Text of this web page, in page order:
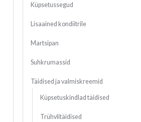
Küpsetussegud
Lisaained kondiitrile
Martsipan
Suhkrumassid
Täidised ja valmiskreemid
Küpsetuskindlad täidised
Trühvlitäidised